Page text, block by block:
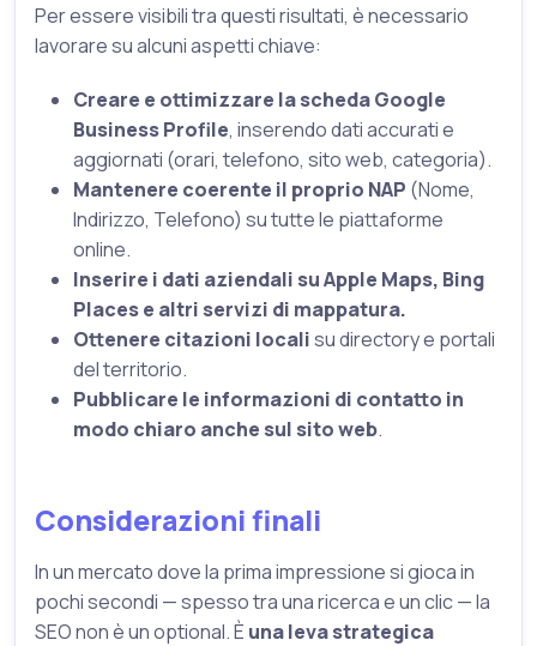
Per essere visibili tra questi risultati, è necessario
lavorare su alcuni aspetti chiave:
Creare e ottimizzare la scheda Google
Business Profile, inserendo dati accurati e
aggiornati (orari, telefono, sito web, categoria).
Mantenere coerente il proprio NAP (Nome,
Indirizzo, Telefono) su tutte le piattaforme
online.
Inserire i dati aziendali su Apple Maps, Bing
Places e altri servizi di mappatura.
Ottenere citazioni localisu directory e portali
del territorio.
Pubblicare le informazioni di contatto in
modo chiaro anche sul sito web.
Considerazioni finali
In un mercato dove la prima impressione si gioca in
pochi secondi — spesso tra una ricerca e un clic — la
SEO non è un optional. È una leva strategica